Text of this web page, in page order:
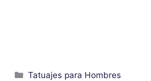
Categorías
Tatuajes para Hombres